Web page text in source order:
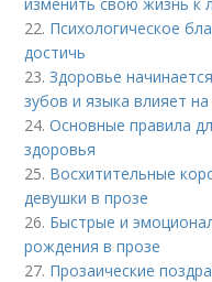
22. Психологическое
достичь
23.Здоровье
зубов и языка влияет
24.Основные правила
здоровья
25. Восхитительные
девушки в прозе
26. Быстрые и
рождения в прозе
27. Прозаические